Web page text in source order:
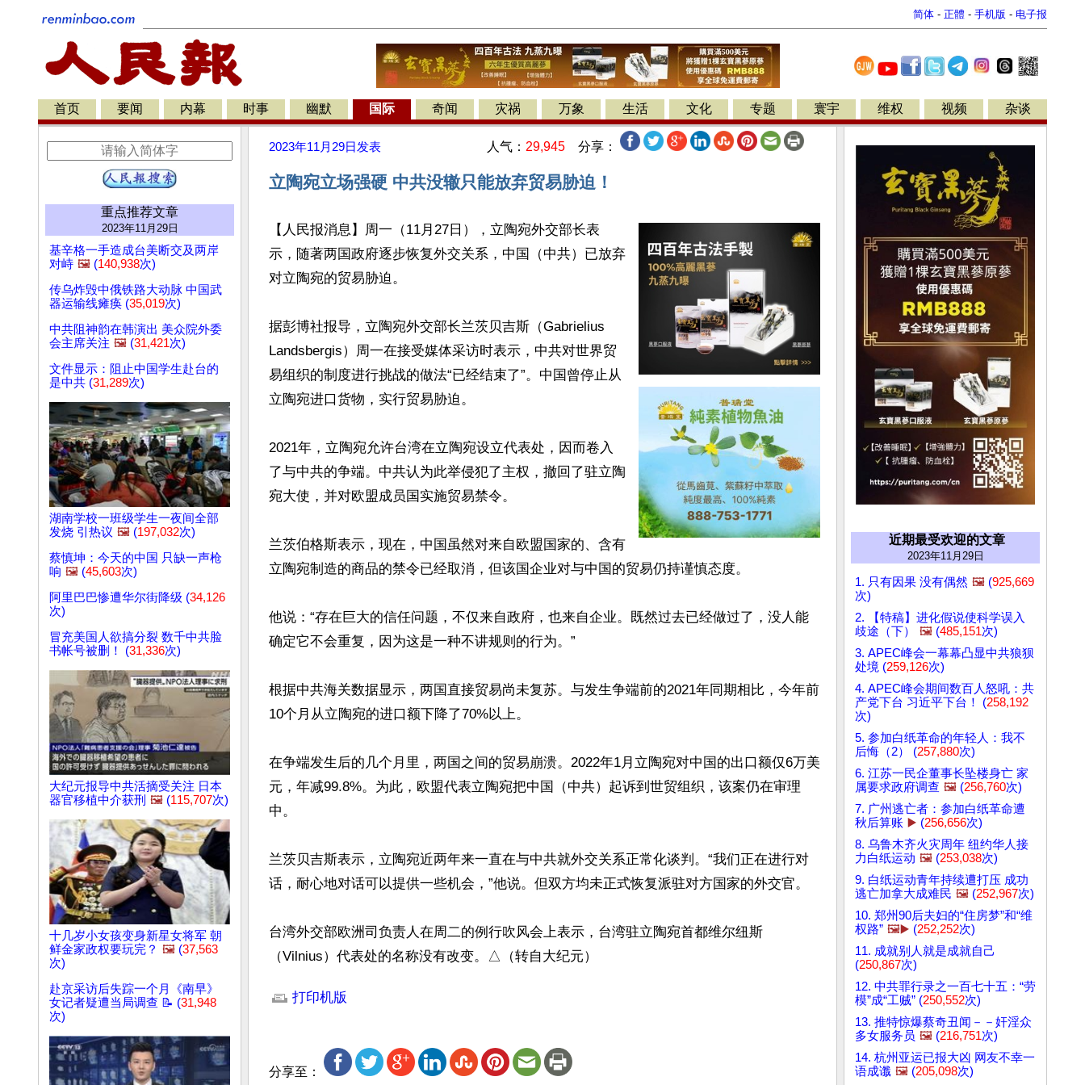
简体 - 正體 - 手机版 - 电子报
首页 要闻 内幕 时事 幽默 国际 奇闻 灾祸 万象 生活 文化 专题 寰宇 维权 视频 杂谈
重点推荐文章
2023年11月29日
基辛格一手造成台美断交及两岸
对峙 🖼️ (140,938次)
传乌炸毁中俄铁路大动脉 中国武
器运输线瘫痪 (35,019次)
中共阻神韵在韩演出 美众院外委
会主席关注 🖼️ (31,421次)
文件显示：阻止中国学生赴台的
是中共 (31,289次)
湖南学校一班级学生一夜间全部
发烧 引热议 🖼️ (197,032次)
蔡慎坤：今天的中国 只缺一声枪
响 🖼️ (45,603次)
阿里巴巴惨遭华尔街降级 (34,126
次)
冒充美国人欲搞分裂 数千中共脸
书帐号被删！ (31,336次)
大纪元报导中共活摘受关注 日本
器官移植中介获刑 🖼️ (115,707次)
十几岁小女孩变身新星女将军 朝
鲜金家政权要玩完？ 🖼️ (37,563
次)
赴京采访后失踪一个月《南早》
女记者疑遭当局调查 📝 (31,948
次)
2023年11月29日 发表 人气： 29,945 分享：
立陶宛立场强硬 中共没辙只能放弃贸易胁迫！
【人民报消息】周一（11月27日），立陶宛外交部长表
示，随著两国政府逐步恢复外交关系，中国（中共）已放弃
对立陶宛的贸易胁迫。
据彭博社报导，立陶宛外交部长兰茨贝吉斯（Gabrielius
Landsbergis）周一在接受媒体采访时表示，中共对世界贸
易组织的制度进行挑战的做法“已经结束了”。中国曾停止从
立陶宛进口货物，实行贸易胁迫。
2021年，立陶宛允许台湾在立陶宛设立代表处，因而卷入
了与中共的争端。中共认为此举侵犯了主权，撤回了驻立陶
宛大使，并对欧盟成员国实施贸易禁令。
兰茨伯格斯表示，现在，中国虽然对来自欧盟国家的、含有
立陶宛制造的商品的禁令已经取消，但该国企业对与中国的贸易仍持谨慎态度。
他说：“存在巨大的信任问题，不仅来自政府，也来自企业。既然过去已经做过了，没人能
确定它不会重复，因为这是一种不讲规则的行为。”
根据中共海关数据显示，两国直接贸易尚未复苏。与发生争端前的2021年同期相比，今年前
10个月从立陶宛的进口额下降了70%以上。
在争端发生后的几个月里，两国之间的贸易崩溃。2022年1月立陶宛对中国的出口额仅6万美
元，年减99.8%。为此，欧盟代表立陶宛把中国（中共）起诉到世贸组织，该案仍在审理
中。
兰茨贝吉斯表示，立陶宛近两年来一直在与中共就外交关系正常化谈判。“我们正在进行对
话，耐心地对话可以提供一些机会，”他说。但双方均未正式恢复派驻对方国家的外交官。
台湾外交部欧洲司负责人在周二的例行吹风会上表示，台湾驻立陶宛首都维尔纽斯
（Vilnius）代表处的名称没有改变。△（转自大纪元）
打印机版
分享至：
近期最受欢迎的文章
2023年11月29日
1. 只有因果 没有偶然 🖼️ (925,669
次)
2. 【特稿】进化假说使科学误入
歧途（下）
🖼️ (485,151次)
3. APEC峰会一幕幕凸显中共狼狈
处境 (259,126次)
4. APEC峰会期间数百人怒吼：共
产党下台 习近平下台！ (258,192
次)
5. 参加白纸革命的年轻人：我不
后悔（2） (257,880次)
6. 江苏一民企董事长坠楼身亡 家
属要求政府调查 🖼️ (256,760次)
7. 广州逃亡者：参加白纸革命遭
秋后算账 ▶️ (256,656次)
8. 乌鲁木齐火灾周年 纽约华人接
力白纸运动 🖼️ (253,038次)
9. 白纸运动青年持续遭打压 成功
逃亡加拿大成难民 🖼️ (252,967次)
10. 郑州90后夫妇的“住房梦”和“维
权路” 🖼️▶️ (252,252次)
11. 成就别人就是成就自己
(250,867次)
12. 中共罪行录之一百七十五：“劳
模”成“工贼” (250,552次)
13. 推特惊爆蔡奇丑闻－－奸淫众
多女服务员 🖼️ (216,751次)
14. 杭州亚运已报大凶 网友不幸一
语成谶 🖼️ (205,098次)